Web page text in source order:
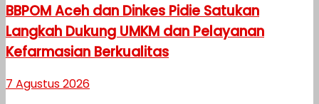
BBPOM Aceh dan Dinkes Pidie Satukan
Langkah Dukung UMKM dan Pelayanan
Kefarmasian Berkualitas
7 Agustus 2026